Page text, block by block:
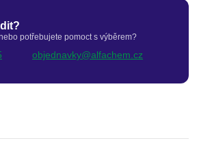
potřebujete pomoct s výběrem?
objednavky@alfachem.cz